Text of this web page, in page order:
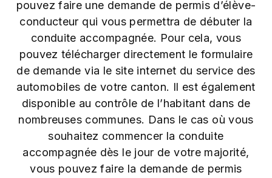
pouvez faire une demande de permis d’élève-
conducteur qui vous permettra de débuter la
conduite accompagnée. Pour cela, vous
pouvez télécharger directement le formulaire
de demande via le site internet du service des
automobiles de votre canton. Il est également
disponible au contrôle de l’habitant dans de
nombreuses communes. Dans le cas où vous
souhaitez commencer la conduite
accompagnée dès le jour de votre majorité,
vous pouvez faire la demande de permis